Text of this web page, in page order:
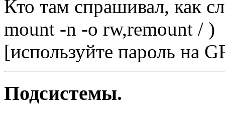
Кто там спрашивал, как
mount -n -o rw,remount / )
[используйте пароль на
Подсистемы.